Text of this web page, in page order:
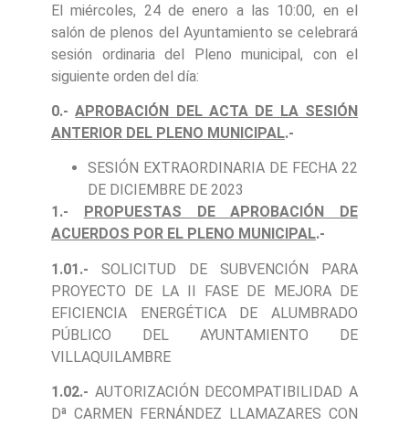
El miércoles, 24 de enero a las 10:00, en el
salón de plenos del Ayuntamiento se celebrará
sesión ordinaria del Pleno municipal, con el
siguiente orden del día:
0.-APROBACIÓN DEL ACTA DE LA SESIÓN
ANTERIOR DEL PLENO MUNICIPAL.-
SESIÓN EXTRAORDINARIA DE FECHA 22
DE DICIEMBRE DE 2023
1.-
PROPUESTAS DE APROBACIÓN DE
ACUERDOS POR EL PLENO MUNICIPAL.-
1.01.- SOLICITUD DE SUBVENCIÓN PARA
PROYECTO DE LA II FASE DE MEJORA DE
EFICIENCIA ENERGÉTICA DE ALUMBRADO
PÚBLICO DEL AYUNTAMIENTO DE
VILLAQUILAMBRE
1.02.- AUTORIZACIÓN DECOMPATIBILIDAD A
Dª CARMEN FERNÁNDEZ LLAMAZARES CON